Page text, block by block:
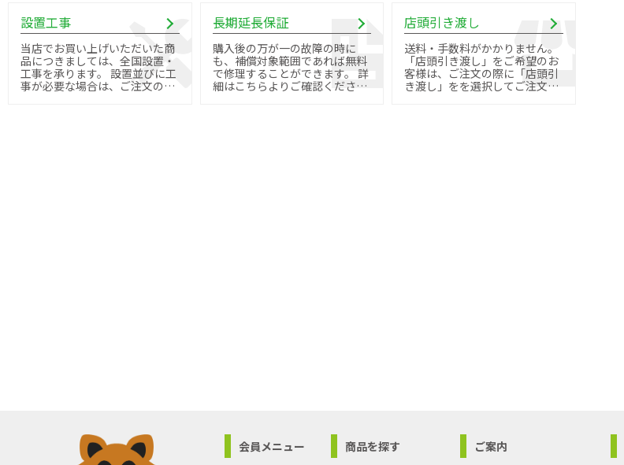
設置工事
当店でお買い上げいただいた商
品につきましては、全国設置・
工事を承ります。 設置並びに工
事が必要な場合は、ご注文の際
長期延長保証
購入後の万が一の故障の時に
も、補償対象範囲であれば無料
で修理することができます。 詳
細はこちらよりご確認くださ
店頭引き渡し
送料・手数料がかかりません。
「店頭引き渡し」をご希望のお
客様は、ご注文の際に「店頭引
き渡し」をを選択してご注文く
会員メニュー
商品を探す
ご案内